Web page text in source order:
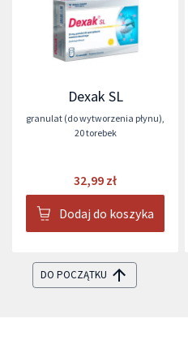
Dexak SL
granulat (do wytworzenia płynu)
20 torebek
32,99 zł
Dodaj do koszyka
DO POCZĄTKU